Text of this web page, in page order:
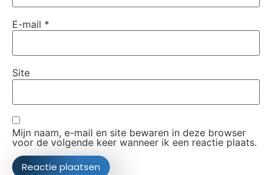
E-mail *
Site
Mijn naam, e-mail en site bewaren in deze browser
voor de volgende keer wanneer ik een reactie plaats.